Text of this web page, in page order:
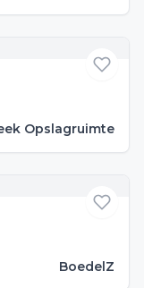
Opslagruimte
BoedelZ